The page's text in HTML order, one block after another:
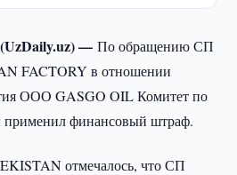
(UzDaily.uz) —По обращению СП
FACTORY в отношении
ООО GASGO OIL Комитет по
применил финансовый штраф.
отмечалось, что СП